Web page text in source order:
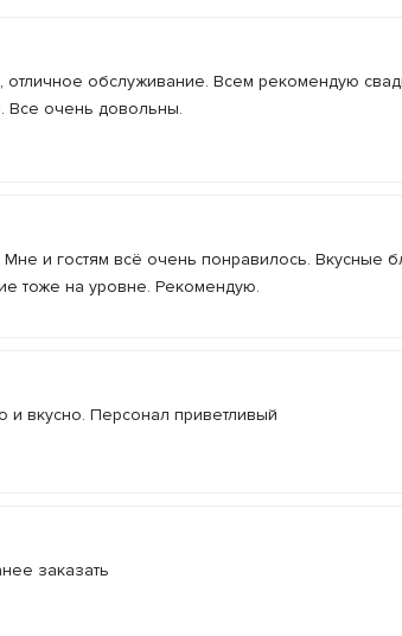
обслуживание. Всем рекомендую
Все очень довольны.
и гостям всё очень понравилось. Вкусные
тоже на уровне. Рекомендую.
и вкусно. Персонал приветливый
заказать